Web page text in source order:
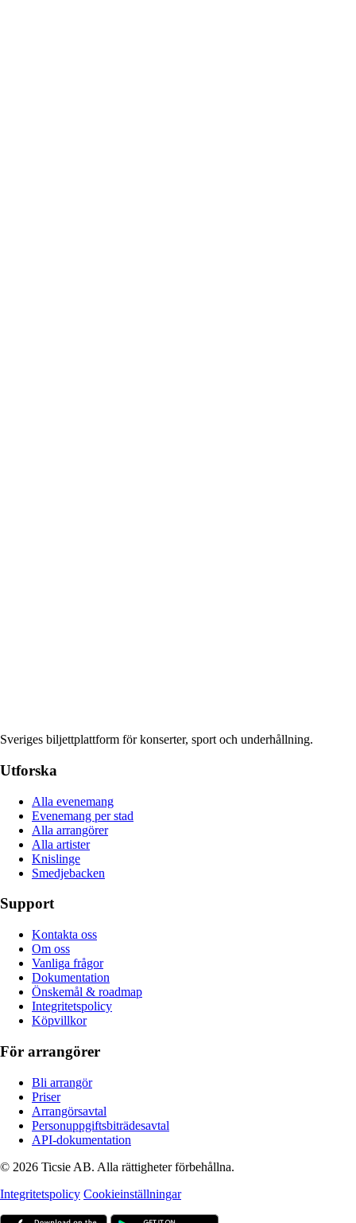
Sveriges biljettplattform för konserter, sport och underhållning.
Utforska
Alla evenemang
Evenemang per stad
Alla arrangörer
Alla artister
Knislinge
Smedjebacken
Support
Kontakta oss
Om oss
Vanliga frågor
Dokumentation
Önskemål & roadmap
Integritetspolicy
Köpvillkor
För arrangörer
Bli arrangör
Priser
Arrangörsavtal
Personuppgiftsbiträdesavtal
API-dokumentation
© 2026 Ticsie AB. Alla rättigheter förbehållna.
Integritetspolicy Cookieinställningar